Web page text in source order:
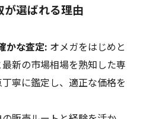
が選ばれる理由
かな査定: オメガをはじめと
新の市場相場を熟知した専
寧に鑑定し、適正な価格を